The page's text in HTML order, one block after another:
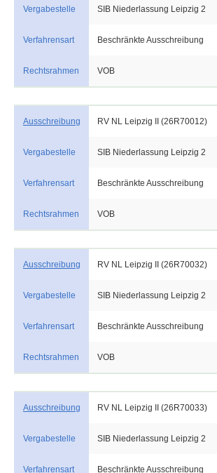
Vergabestelle SIB Niederlassung Leipzig 2
Verfahrensart Beschränkte Ausschreibung
Rechtsrahmen VOB
Ausschreibung RV NL Leipzig II (26R70012)
Vergabestelle SIB Niederlassung Leipzig 2
Verfahrensart Beschränkte Ausschreibung
Rechtsrahmen VOB
Ausschreibung RV NL Leipzig II (26R70032)
Vergabestelle SIB Niederlassung Leipzig 2
Verfahrensart Beschränkte Ausschreibung
Rechtsrahmen VOB
Ausschreibung RV NL Leipzig II (26R70033)
Vergabestelle SIB Niederlassung Leipzig 2
Verfahrensart Beschränkte Ausschreibung